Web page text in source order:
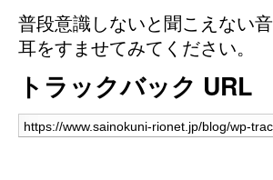
普段意識しないと聞こえない
耳をすませてみてくだ
トラックバック URL